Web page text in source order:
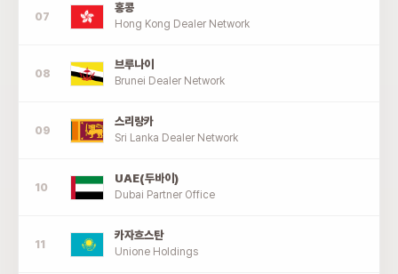
홍콩
Hong Kong Dealer Network
브루나이
Brunei Dealer Network
스리랑카
Sri Lanka Dealer Network
UAE(두바이)
Dubai Partner Office
카자흐스탄
Unione Holdings